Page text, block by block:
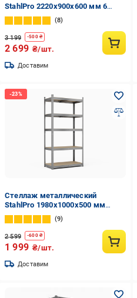
StahlPro 2220x900x600 мм 6
полок МДФ Черный
8
3 199 -500₴
2 699 ₴/шт.
Доставим
Стеллаж металлический
StahlPro 1980x1000x500 мм
оцинкованный 5 полок МДФ
9
2 599 -600₴
1 999 ₴/шт.
Доставим